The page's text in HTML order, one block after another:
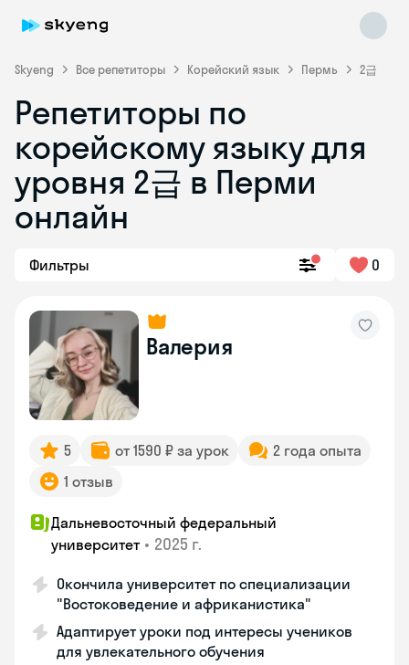
Skyeng Все репетиторы Корейский язык Пермь 2급
Репетиторы по
корейскому языку для
уровня 2급 в Перми
онлайн
Фильтры 0
Валерия
5 от 1590 ₽ за урок
2 года опыта
1 отзыв
Дальневосточный федеральный
университет • 2025 г.
Окончила университет по специализации
"Востоковедение и африканистика"
Адаптирует уроки под интересы учеников
для увлекательного обучения
Skyeng Chat